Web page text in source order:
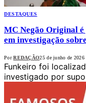
DESTAQUES
MC Negão Original é
em investigação
Por REDAÇÃO25 de junho de 2026
Funkeiro foi
investigado por